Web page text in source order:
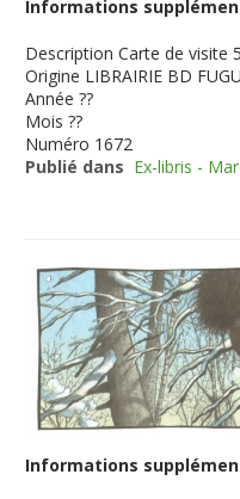
Informations
Description Carte de visite
Origine LIBRAIRIE BD
Année ??
Mois ??
Numéro 1672
Publié dans Ex-libris -
Informations